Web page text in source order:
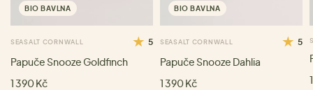
BIO BAVLNA
SEASALT CORNWALL 5
Papuče Snooze Goldfinch
1 390 Kč
BIO BAVLNA
SEASALT CORNWALL 5
Papuče Snooze Dahlia
1 390 Kč